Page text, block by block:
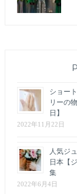
ショー
リーの
日】
2022年11月22日
人気ジ
日本【
集
2022年6月4日